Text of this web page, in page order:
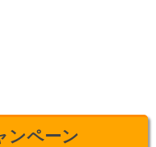
ンペーン